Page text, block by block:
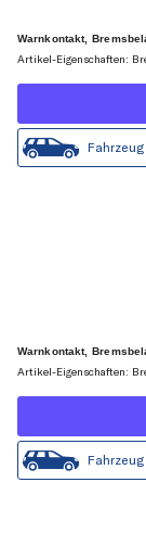
Warnkontakt,
Artikel-Eigenschaften:
Warnkontakt,
Artikel-Eigenschaften: